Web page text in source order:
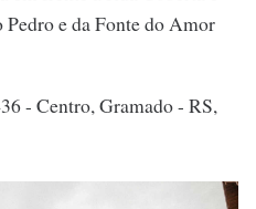
e da Fonte do Amor
- Centro, Gramado - RS,